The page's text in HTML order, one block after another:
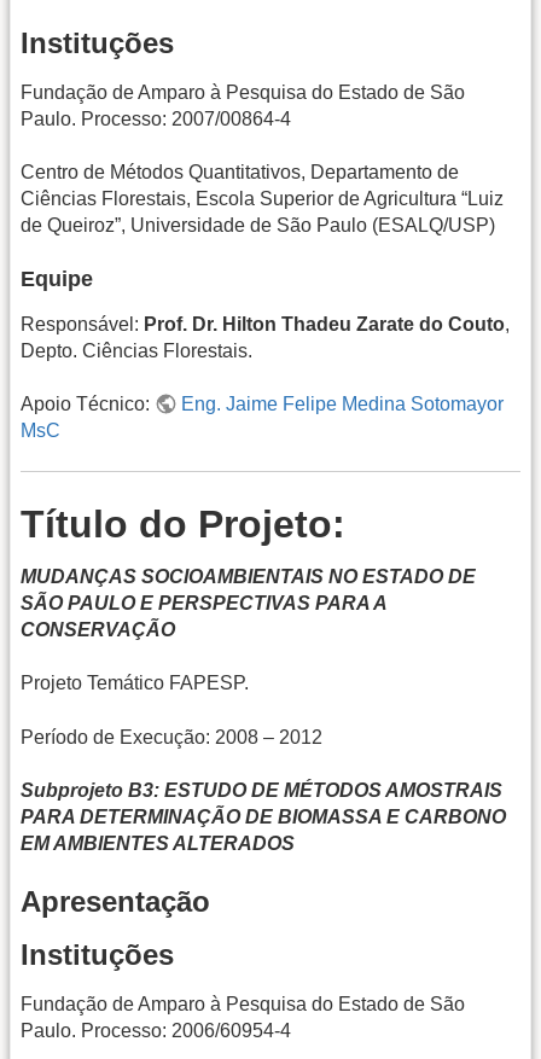
Instituções
Fundação de Amparo à Pesquisa do Estado de São
Paulo. Processo: 2007/00864-4
Centro de Métodos Quantitativos, Departamento de
Ciências Florestais, Escola Superior de Agricultura “Luiz
de Queiroz”, Universidade de São Paulo (ESALQ/USP)
Equipe
Responsável: Prof. Dr. Hilton Thadeu Zarate do Couto,
Depto. Ciências Florestais.
Apoio Técnico:
Eng. Jaime Felipe Medina Sotomayor
MsC
Título do Projeto:
MUDANÇAS SOCIOAMBIENTAIS NO ESTADO DE
SÃO PAULO E PERSPECTIVAS PARA A
CONSERVAÇÃO
Projeto Temático FAPESP.
Período de Execução: 2008 – 2012
Subprojeto B3: ESTUDO DE MÉTODOS AMOSTRAIS
PARA DETERMINAÇÃO DE BIOMASSA E CARBONO
EM AMBIENTES ALTERADOS
Apresentação
Instituções
Fundação de Amparo à Pesquisa do Estado de São
Paulo. Processo: 2006/60954-4